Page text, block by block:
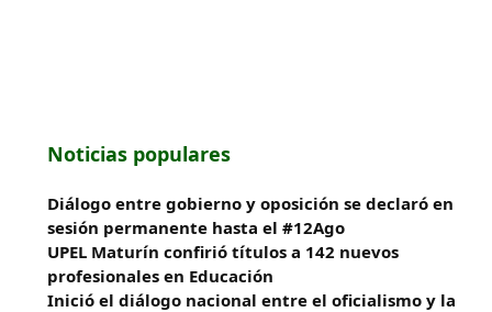
Noticias populares
Diálogo entre gobierno y oposición se declaró en
sesión permanente hasta el #12Ago
UPEL Maturín confirió títulos a 142 nuevos
profesionales en Educación
Inició el diálogo nacional entre el oficialismo y la